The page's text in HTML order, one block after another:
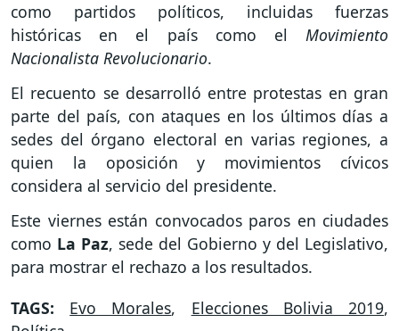
como partidos políticos, incluidas fuerzas
históricas en el país como el Movimiento
Nacionalista Revolucionario.
El recuento se desarrolló entre protestas en gran
parte del país, con ataques en los últimos días a
sedes del órgano electoral en varias regiones, a
quien la oposición y movimientos cívicos
considera al servicio del presidente.
Este viernes están convocados paros en ciudades
como La Paz, sede del Gobierno y del Legislativo,
para mostrar el rechazo a los resultados.
TAGS: Evo Morales, Elecciones Bolivia 2019,